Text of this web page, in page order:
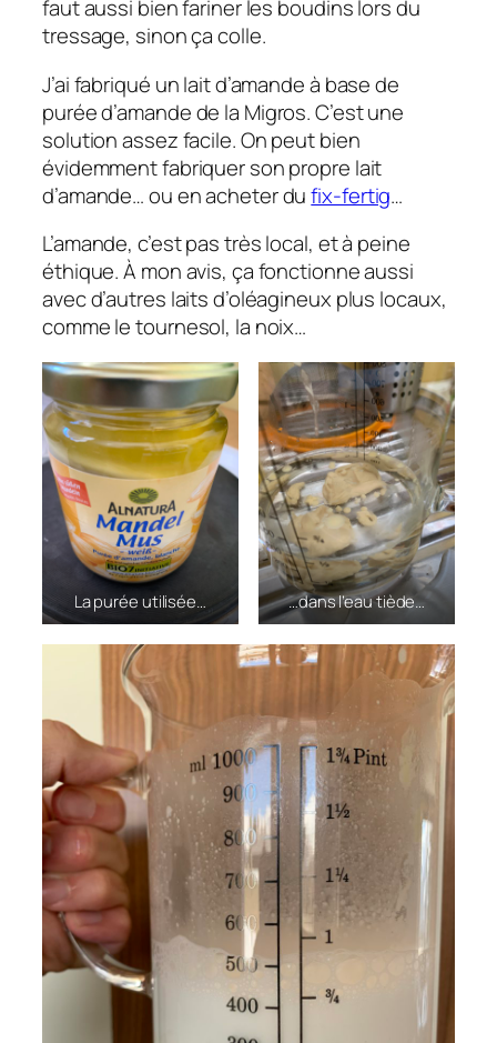
faut aussi bien fariner les boudins lors du
tressage, sinon ça colle.
J’ai fabriqué un lait d’amande à base de
purée d’amande de la Migros. C’est une
solution assez facile. On peut bien
évidemment fabriquer son propre lait
d’amande… ou en acheter dufix-fertig…
L’amande, c’est pas très local, et à peine
éthique. À mon avis, ça fonctionne aussi
avec d’autres laits d’oléagineux plus locaux,
comme le tournesol, la noix…
La purée utilisée… …dans l’eau tiède…